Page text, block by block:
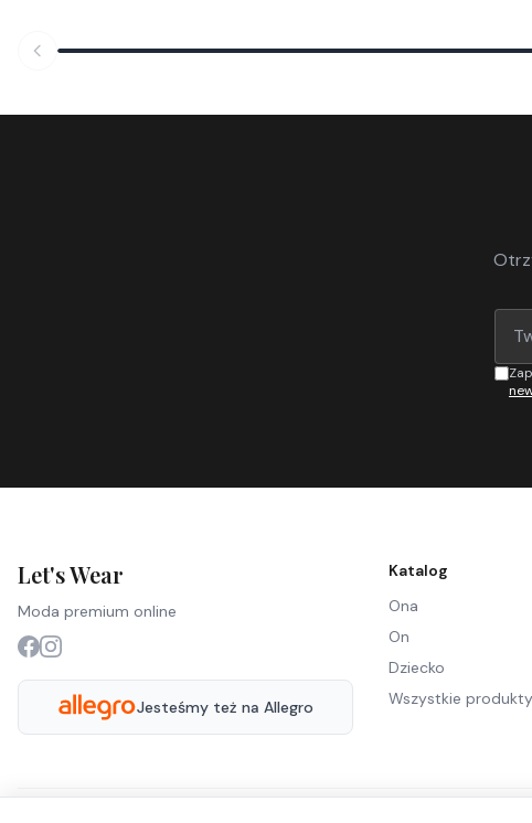
Let's Wear
Moda premium online
Jesteśmy też na Allegro
Katalog
Ona
On
Dziecko
Wszystkie produkty